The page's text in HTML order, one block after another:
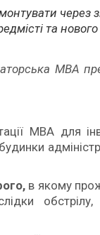
через
та
МВА
МВА для
в якому